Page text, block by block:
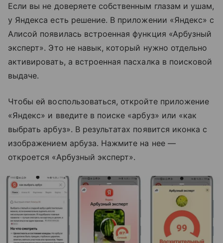
Если вы не доверяете собственным глазам и ушам,
у Яндекса есть решение. В приложении «Яндекс» с
Алисой появилась встроенная функция «Арбузный
эксперт». Это не навык, который нужно отдельно
активировать, а встроенная пасхалка в поисковой
выдаче.
Чтобы ей воспользоваться, откройте приложение
«Яндекс» и введите в поиске «арбуз» или «как
выбрать арбуз». В результатах появится иконка с
изображением арбуза. Нажмите на нее —
откроется «Арбузный эксперт».